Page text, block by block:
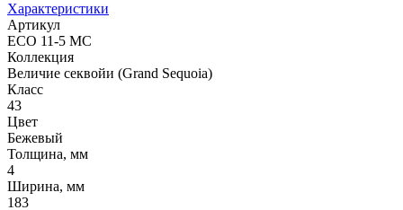
Характеристики
Артикул
ECO 11-5 MC
Коллекция
Величие секвойи (Grand Sequoia)
Класс
43
Цвет
Бежевый
Толщина, мм
4
Ширина, мм
183